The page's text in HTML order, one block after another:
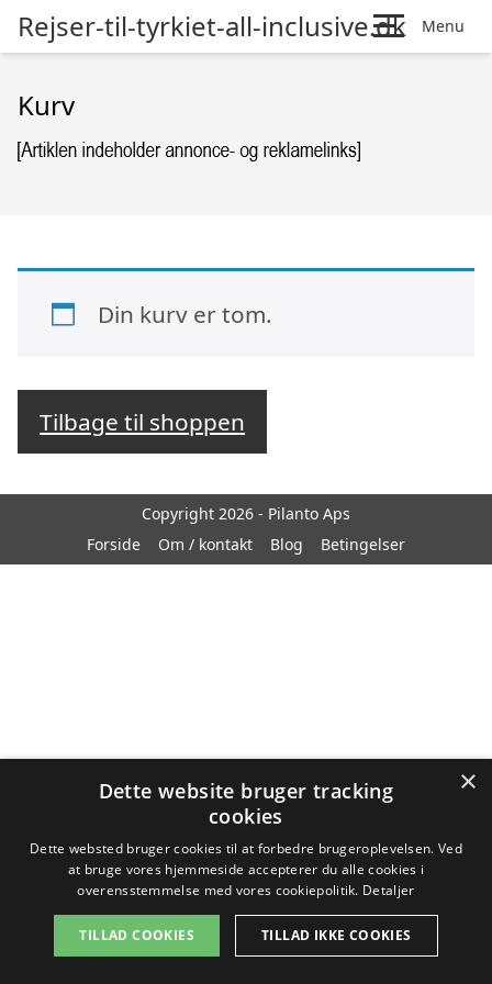
Rejser-til-tyrkiet-all-inclusive.dk Menu
Kurv
Din kurv er tom.
Tilbage til shoppen
Copyright 2026 - Pilanto Aps
Forside
Om / kontakt Blog Betingelser
×
Dette website bruger tracking
cookies
Dette websted bruger cookies til at forbedre brugeroplevelsen. Ved
at bruge vores hjemmeside accepterer du alle cookies i
overensstemmelse med vores cookiepolitik. Detaljer
TILLAD COOKIES TILLAD IKKE COOKIES